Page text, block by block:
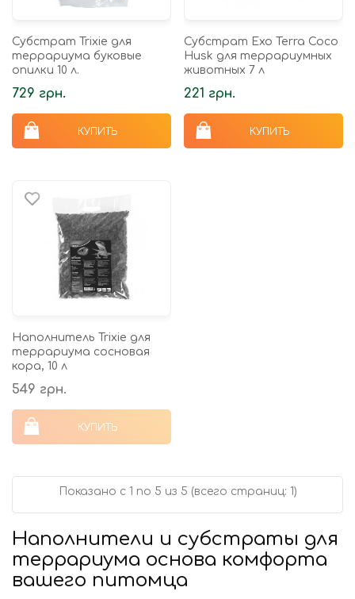
Субстрат Trixie для
террариума буковые
опилки 10 л.
729 грн.
КУПИТЬ
Субстрат Exo Terra Coco
Husk для террариумных
животных 7 л
221 грн.
КУПИТЬ
Наполнитель Trixie для
террариума сосновая
кора, 10 л
549 грн.
КУПИТЬ
Показано с 1 по 5 из 5 (всего страниц: 1)
Наполнители и субстраты для
террариума основа комфорта
вашего питомца